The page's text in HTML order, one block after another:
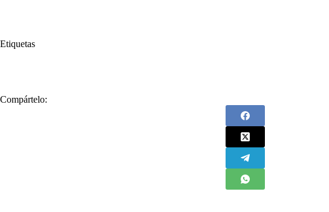
Etiquetas
Compártelo: